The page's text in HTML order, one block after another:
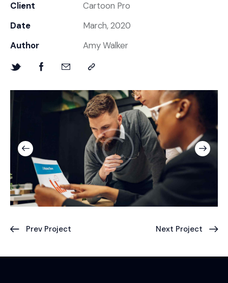
Client
Cartoon Pro
Date
March, 2020
Author
Amy Walker
Prev Project Next Project